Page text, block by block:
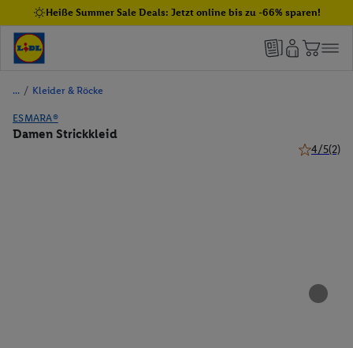
Heiße Summer Sale Deals: Jetzt online bis zu -66% sparen!
/ Kleider & Röcke
ESMARA®
Damen Strickkleid
4/5(2)